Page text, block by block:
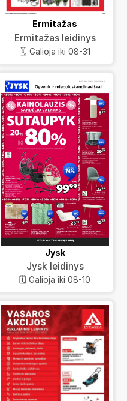
Ermitažas
Ermitažas leidinys
🗓️ Galioja iki 08-31
Jysk
Jysk leidinys
🗓️ Galioja iki 08-10